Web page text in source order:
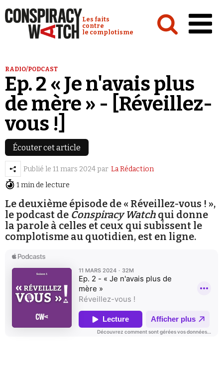
Conspiracy Watch :
Les faits
contre
le complotisme
Analyses
Conspipédia
Émissions
Revues de presse
Newsletter
Faire un don
RADIO/PODCAST
Ep. 2 « Je n'avais plus
de mère » - [Réveillez-
vous !]
Écouter cet article
Publié le 11 mars 2024 par La Rédaction
1 min de lecture
Le deuxième épisode de « Réveillez-vous ! »,
le podcast de Conspiracy Watch qui donne
la parole à celles et ceux qui subissent le
complotisme au quotidien, est en ligne.